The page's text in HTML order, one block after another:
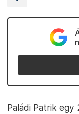
Paládi Patrik